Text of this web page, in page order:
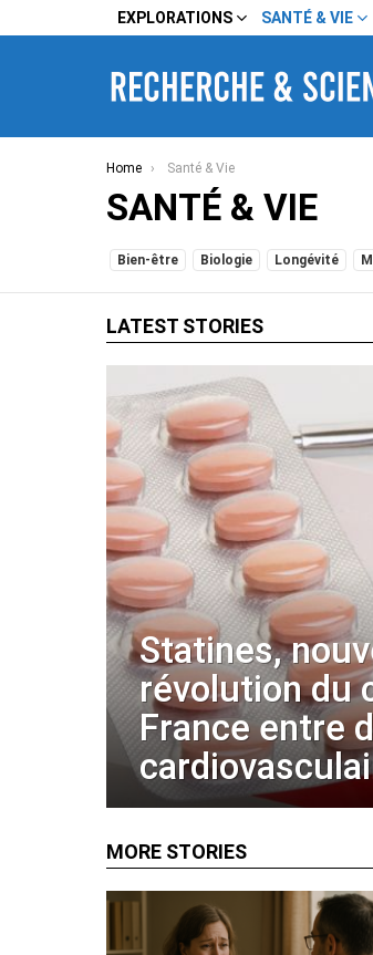
EXPLORATIONS SANTÉ & VIE
You are here:
Home Santé & Vie
SANTÉ & VIE
SUBTERMS
Bien-être Biologie Longévité
LATEST STORIES
Statines,
révolution du
France entre
MORE STORIES